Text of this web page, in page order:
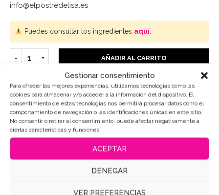
Gestionar consentimiento
Para ofrecer las mejores experiencias, utilizamos tecnologías como las
cookies para almacenar y/o acceder a la información del dispositivo. El
consentimiento de estas tecnologías nos permitirá procesar datos como el
comportamiento de navegación o las identificaciones únicas en este sitio.
No consentir o retirar el consentimiento, puede afectar negativamente a
ciertas características y funciones.
ACEPTAR
DENEGAR
VER PREFERENCIAS
info@elpostredelisa.es
Puedes consultar los ingredientes aquí.
AÑADIR AL CARRITO
SKU: 3082
Categoría: Comida
Etiquetas:Galletas de mantequilla,Galletas Decoradas,